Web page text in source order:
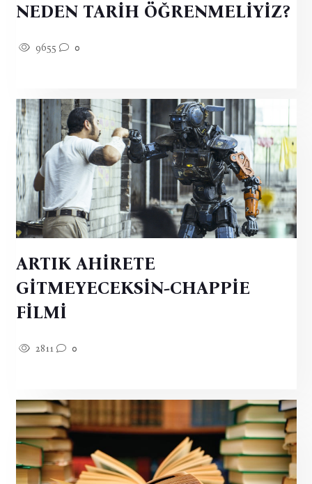
NEDEN TARİH ÖĞRENMELİYİZ?
9655 0
ARTIK AHİRETE
GİTMEYECEKSİN-CHAPPİE
FİLMİ
2811 0